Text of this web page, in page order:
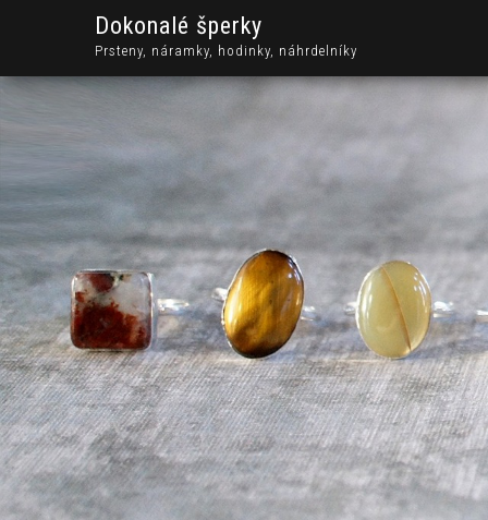
Dokonalé šperky
Prsteny, náramky, hodinky, náhrdelníky